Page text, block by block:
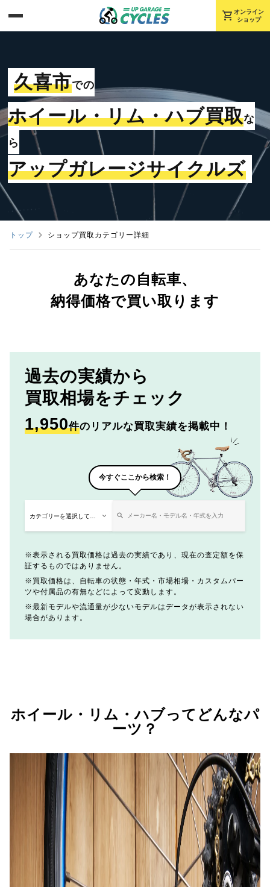
shopping_cart オンライン
ショップ
久喜市での
ホイール・リム・ハブ買取な
ら
アップガレージサイクルズ
トップ ショップ買取カテゴリー詳細
あなたの自転車、
納得価格で買い取ります
過去の実績から
買取相場をチェック
1,950件のリアルな買取実績を掲載中！
今すぐここから検索！
表示される買取価格は過去の実績であり、現在の査定額を保
証するものではありません。
買取価格は、自転車の状態・年式・市場相場・カスタムパー
ツや付属品の有無などによって変動します。
最新モデルや流通量が少ないモデルはデータが表示されない
場合があります。
ホイール・リム・ハブってどんなパ
ーツ？